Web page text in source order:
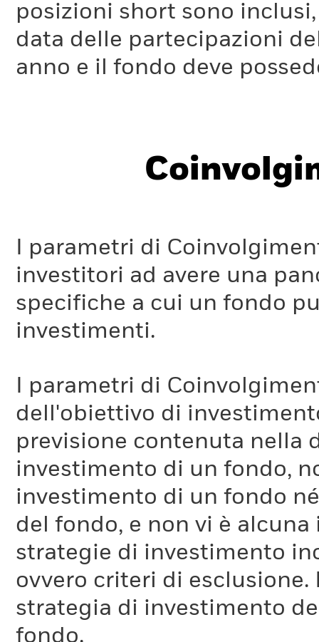
posizioni short sono
data delle partecipazioni
anno e il fondo deve
I parametri di
investitori ad avere una
specifiche a cui un fondo
investimenti.
I parametri di
dell'obiettivo di
previsione contenuta nella
investimento di un fondo,
investimento di un fondo
del fondo, e non vi è
strategie di investimento
ovvero criteri di
strategia di investimento
fondo.